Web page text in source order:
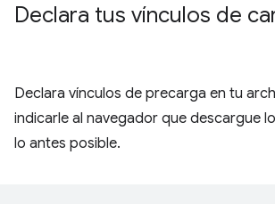
Declara tus vínculos de
Declara vínculos de precarga en tu
indicarle al navegador que descargue
lo antes posible.